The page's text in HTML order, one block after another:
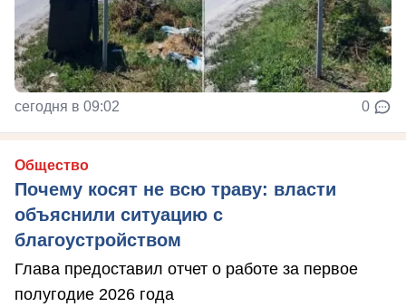
сегодня в 09:02 0
Общество
Почему косят не всю траву: власти
объяснили ситуацию с
благоустройством
Глава предоставил отчет о работе за первое
полугодие 2026 года